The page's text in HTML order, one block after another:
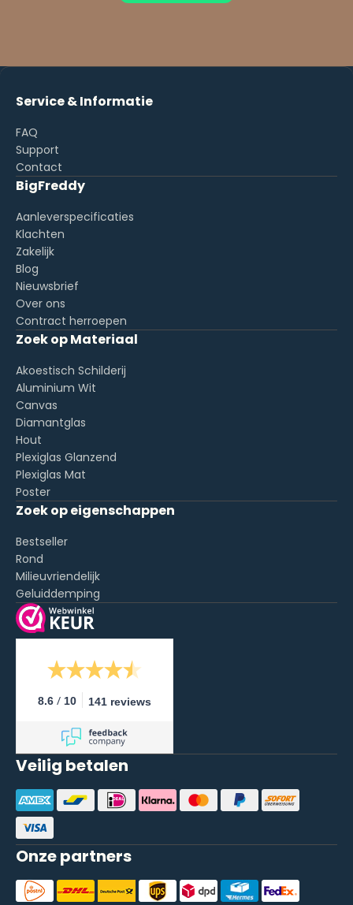
Service & Informatie
FAQ
Support
Contact
BigFreddy
Aanleverspecificaties
Klachten
Zakelijk
Blog
Nieuwsbrief
Over ons
Contract herroepen
Zoek op Materiaal
Akoestisch Schilderij
Aluminium Wit
Canvas
Diamantglas
Hout
Plexiglas Glanzend
Plexiglas Mat
Poster
Zoek op eigenschappen
Bestseller
Rond
Milieuvriendelijk
Geluiddemping
8.6 / 10 141 reviews
Veilig betalen
Onze partners